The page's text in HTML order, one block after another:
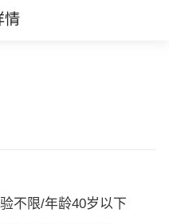
情
不限/年龄40岁以下